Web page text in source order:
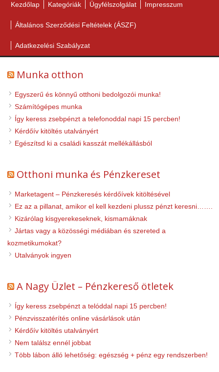
Kezdőlap Kategóriák Ügyfélszolgálat Impresszum
Általános Szerződési Feltételek (ÁSZF)
Adatkezelési Szabályzat
Munka otthon
Egyszerű és könnyű otthoni bedolgozói munka!
Számítógépes munka
Így keress zsebpénzt a telefonoddal napi 15 percben!
Kérdőív kitöltés utalványért
Egészítsd ki a családi kasszát mellékállásból
Otthoni munka és Pénzkereset
Marketagent – Pénzkeresés kérdőívek kitöltésével
Ez az a pillanat, amikor el kell kezdeni plussz pénzt keresni…….
Kizárólag kisgyerekeseknek, kismamáknak
Jártas vagy a közösségi médiában és szereted a
kozmetikumokat?
Utalványok ingyen
A Nagy Üzlet – Pénzkereső ötletek
Így keress zsebpénzt a telóddal napi 15 percben!
Pénzvisszatérítés online vásárlások után
Kérdőív kitöltés utalványért
Nem találsz ennél jobbat
Több lábon álló lehetőség: egészség + pénz egy rendszerben!